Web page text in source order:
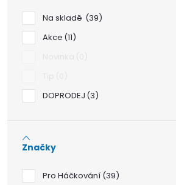
Na skladě
39
Akce 11
DOPRODEJ 3
Značky
Pro Háčkování 39